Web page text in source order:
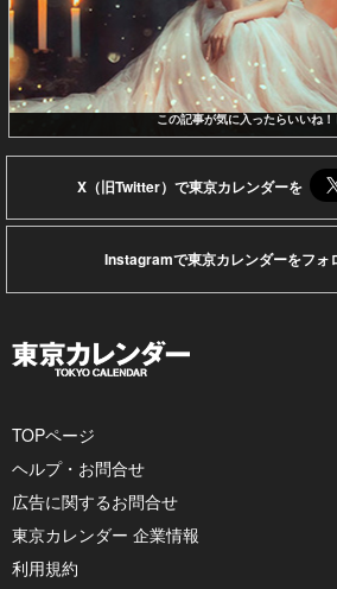
この記事が気に入ったらいいね！
X（旧Twitter）で東京カレンダーを
Instagramで東京カレンダーをフォ
TOPページ
ヘルプ・お問合せ
広告に関するお問合せ
東京カレンダー 企業情報
利用規約